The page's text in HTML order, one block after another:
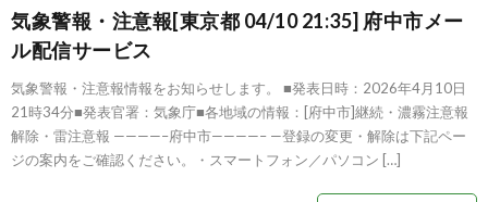
気象警報・注意報[東京都 04/10 21:35] 府中市メー
ル配信サービス
気象警報・注意報情報をお知らせします。 ■発表日時：2026年4月10日
21時34分■発表官署：気象庁■各地域の情報：[府中市]継続・濃霧注意報
解除・雷注意報 ————–府中市————– —登録の変更・解除は下記ペー
ジの案内をご確認ください。・スマートフォン／パソコン […]